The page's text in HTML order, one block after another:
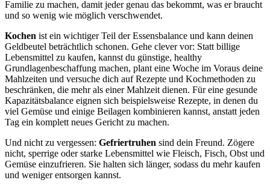
Familie zu machen, damit jeder genau das bekommt, was er braucht
und so wenig wie möglich verschwendet.
Kochen ist ein wichtiger Teil der Essensbalance und kann deinen
Geldbeutel beträchtlich schonen. Gehe clever vor: Statt billige
Lebensmittel zu kaufen, kannst du günstige, healthy
Grundlagenbeschaffung machen, plant eine Woche im Voraus deine
Mahlzeiten und versuche dich auf Rezepte und Kochmethoden zu
beschränken, die mehr als einer Mahlzeit dienen. Für eine gesunde
Kapazitätsbalance eignen sich beispielsweise Rezepte, in denen du
viel Gemüse und einige Beilagen kombinieren kannst, anstatt jeden
Tag ein komplett neues Gericht zu machen.
Und nicht zu vergessen: Gefriertruhen sind dein Freund. Zögere
nicht, sperrige oder starke Lebensmittel wie Fleisch, Fisch, Obst und
Gemüse einzufrieren. Sie halten sich länger, sodass du mehr kaufen
und weniger entsorgen kannst.